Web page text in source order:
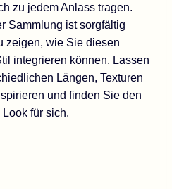
zu jedem Anlass tragen.
Sammlung ist sorgfältig
zeigen, wie Sie diesen
integrieren können. Lassen
Längen, Texturen
und finden Sie den
für sich.